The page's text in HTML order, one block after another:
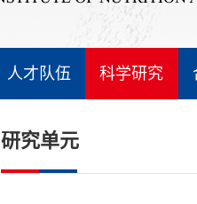
人才队伍 科学研究
研究单元